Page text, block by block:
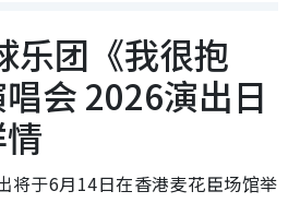
乐团《我很抱
会 2026演出日
将于6月14日在香港麦花臣场馆举